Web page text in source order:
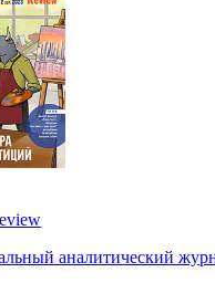
аналитический